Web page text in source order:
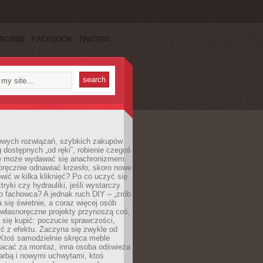
FACEBOOK TWITTER
rozwiązań, szybkich zakupów
dostępnych „od ręki”, robienie czegoś
może wydawać się anachronizmem.
odnawiać krzesło, skoro nowe
w kilka kliknięć? Po co uczyć się
czy hydrauliki, jeśli wystarczy
fachowca? A jednak ruch DIY – „zrób
się świetnie, a coraz więcej osób
projekty przynoszą coś,
się kupić: poczucie sprawczości,
z efektu. Zaczyna się zwykle od
samodzielnie skręca meble
za montaż, inna osoba odświeża
i nowymi uchwytami, ktoś